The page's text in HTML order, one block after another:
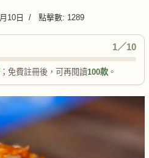
10日 點擊數: 1289
1／10
；免費註冊後，可再閱讀100款 。